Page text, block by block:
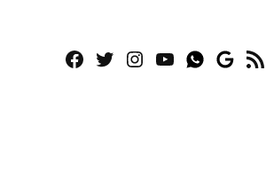
Facebook
TwitterInstagram
YouTubeWhatsapp
Google
RSS